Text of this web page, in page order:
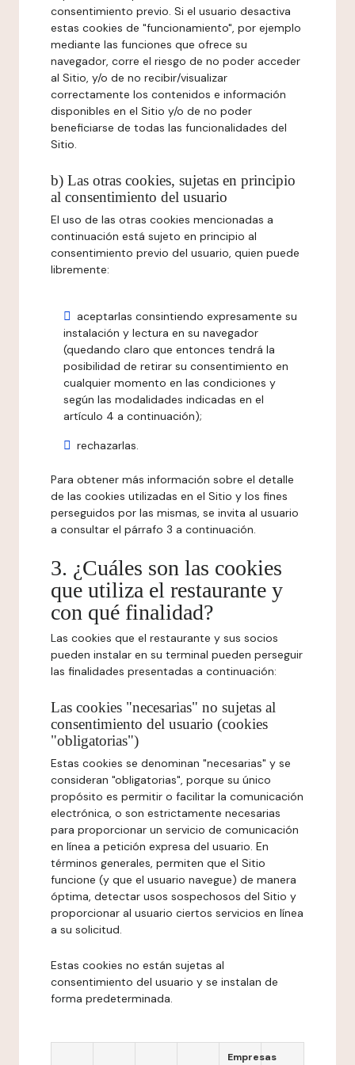
consentimiento previo. Si el usuario desactiva
estas cookies de "funcionamiento", por ejemplo
mediante las funciones que ofrece su
navegador, corre el riesgo de no poder acceder
al Sitio, y/o de no recibir/visualizar
correctamente los contenidos e información
disponibles en el Sitio y/o de no poder
beneficiarse de todas las funcionalidades del
Sitio.
b) Las otras cookies, sujetas en principio
al consentimiento del usuario
El uso de las otras cookies mencionadas a
continuación está sujeto en principio al
consentimiento previo del usuario, quien puede
libremente:
aceptarlas consintiendo expresamente su
instalación y lectura en su navegador
(quedando claro que entonces tendrá la
posibilidad de retirar su consentimiento en
cualquier momento en las condiciones y
según las modalidades indicadas en el
artículo 4 a continuación);
rechazarlas.
Para obtener más información sobre el detalle
de las cookies utilizadas en el Sitio y los fines
perseguidos por las mismas, se invita al usuario
a consultar el párrafo 3 a continuación.
3. ¿Cuáles son las cookies
que utiliza el restaurante y
con qué finalidad?
Las cookies que el restaurante y sus socios
pueden instalar en su terminal pueden perseguir
las finalidades presentadas a continuación:
Las cookies "necesarias" no sujetas al
consentimiento del usuario (cookies
"obligatorias")
Estas cookies se denominan "necesarias" y se
consideran "obligatorias", porque su único
propósito es permitir o facilitar la comunicación
electrónica, o son estrictamente necesarias
para proporcionar un servicio de comunicación
en línea a petición expresa del usuario. En
términos generales, permiten que el Sitio
funcione (y que el usuario navegue) de manera
óptima, detectar usos sospechosos del Sitio y
proporcionar al usuario ciertos servicios en línea
a su solicitud.
Estas cookies no están sujetas al
consentimiento del usuario y se instalan de
forma predeterminada.
Empresas